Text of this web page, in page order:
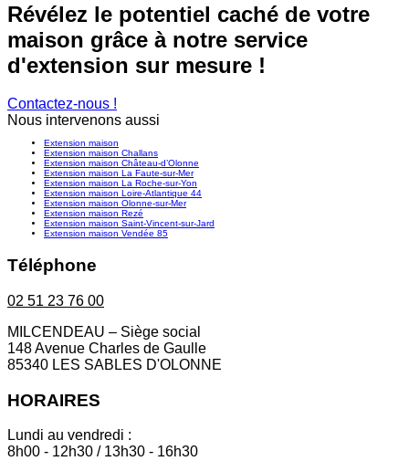
Révélez le potentiel caché de votre
maison grâce à notre service
d'extension sur mesure !
Contactez-nous !
Nous intervenons aussi
Extension maison
Extension maison Challans
Extension maison Château-d’Olonne
Extension maison La Faute-sur-Mer
Extension maison La Roche-sur-Yon
Extension maison Loire-Atlantique 44
Extension maison Olonne-sur-Mer
Extension maison Rezé
Extension maison Saint-Vincent-sur-Jard
Extension maison Vendée 85
Téléphone
02 51 23 76 00
MILCENDEAU – Siège social
148 Avenue Charles de Gaulle
85340 LES SABLES D'OLONNE
HORAIRES
Lundi au vendredi :
8h00 - 12h30 / 13h30 - 16h30